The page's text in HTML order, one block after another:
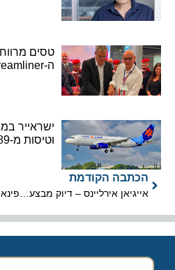
טסים
ה-Dreamliner של נאוס לטיסות הקיץ
ישראייר
וטיסות מ-389 דולר בלבד
הכתבה הקודמת